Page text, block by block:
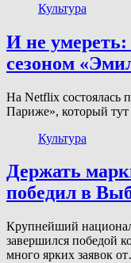
Культура
И не
сезоном
На Netflix состоялась
Париже», который
Культура
Держать
победил в
Крупнейший
завершился победой
много ярких заявок